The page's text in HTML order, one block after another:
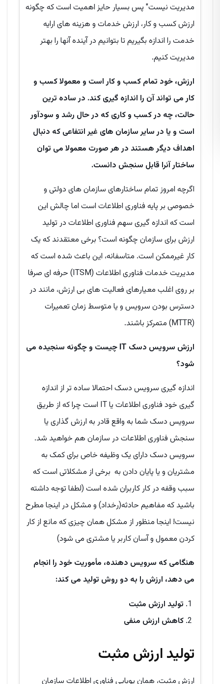
مدیریت نیست" پس بسیار حایز اهمیت است که چگونه
ارزش کسب و کار، ارزش خدمات و هزینه های ارایه
خدمت را اندازه بگیریم تا بتوانیم در آینده آنها را بهتر
مدیریت کنیم.
ارزش، خود تمام کسب و کار است و معمولا کسب و
کار می تواند آن را اندازه گیری کند. در ساده ترین
حالت، چه در کسب و کاری که در حال رشد و سودآور
است و یا در سایر سازمان های غیر انتفاعی که دنبال
اهداف دیگر هستند در هر صورت معمولا می توان
ساختار آنرا قابل سنجش دانست.
اگرچه امروز تمام ساختارهای سازمان های دولتی و
خصوصی بر پایه فناوری اطلاعات است اما چالش این
است که اندازه گیری سهم فناوری اطلاعات در تولید
ارزش برای سازمان چگونه است؟ برخی معتقدند که یک
کار غیرممکن است. متاسفانه، این باعث شده است که
مدیریت خدمات فناوری اطلاعات (ITSM) حرفه ای صرفا
بر روی اغلب معیارهای فعالیت های بی ارزش، مانند در
دسترس بودن سرویس و یا متوسط ​​زمان تعمیرات
(MTTR) متمرکز باشند.
ارزش سرویس دسک IT چیست و چگونه سنجیده می
شود؟
اندازه گیری سرویس دسک احتمالا ساده تر از اندازه
گیری خود فناوری اطلاعات یا IT است چرا که از طریق
سرویس دسک شما به واقع قادر به ارزش گذاری یا
سنجش فناوری اطلاعات در سازمان هم خواهید شد.
سرویس دسک دارای یک وظیفه خاص برای کمک به
مشتریان و یا پایان دادن به برخی از مشکلاتی است که
سبب وقفه در کار کاربران شده است (لطفا توجه داشته
باشید که مفاهیم حادثه(رخداد) و مشکل در اینجا مطرح
نیست! اینجا منظور از مشکل همان چیزی که مانع از کار
کردن معمول و آسان کاربر یا مشتری می شود)
هنگامی که سرویس دهنده، مأموریت خود را انجام
می دهد، ارزش را به دو روش تولید می کند:
تولید ارزش مثبت
کاهش ارزش منفی
تولید ارزش مثبت
ارزش مثبت، همان پویایی فناوری اطلاعات سازمان